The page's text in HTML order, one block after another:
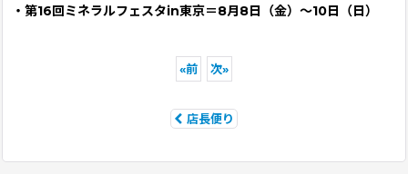
・第16回ミネラルフェスタin東京＝8月8日（金）～10日（日）
«前 次»
店長便り